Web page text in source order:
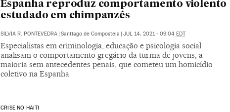
Espanha reproduz comportamento violento
estudado em chimpanzés
SILVIA R. PONTEVEDRA | Santiago de Compostela | JUL 14, 2021 - 09:04 EDT
Especialistas em criminologia, educação e psicologia social
analisam o comportamento gregário da turma de jovens, a
maioria sem antecedentes penais, que cometeu um homicídio
coletivo na Espanha
CRISE NO HAITI